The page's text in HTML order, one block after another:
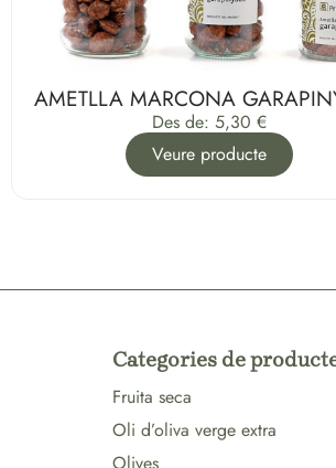
AMETLLA MARCONA
Des de: 5,30 €
Veure producte
Categories de
Fruita seca
Oli d’oliva verge extra